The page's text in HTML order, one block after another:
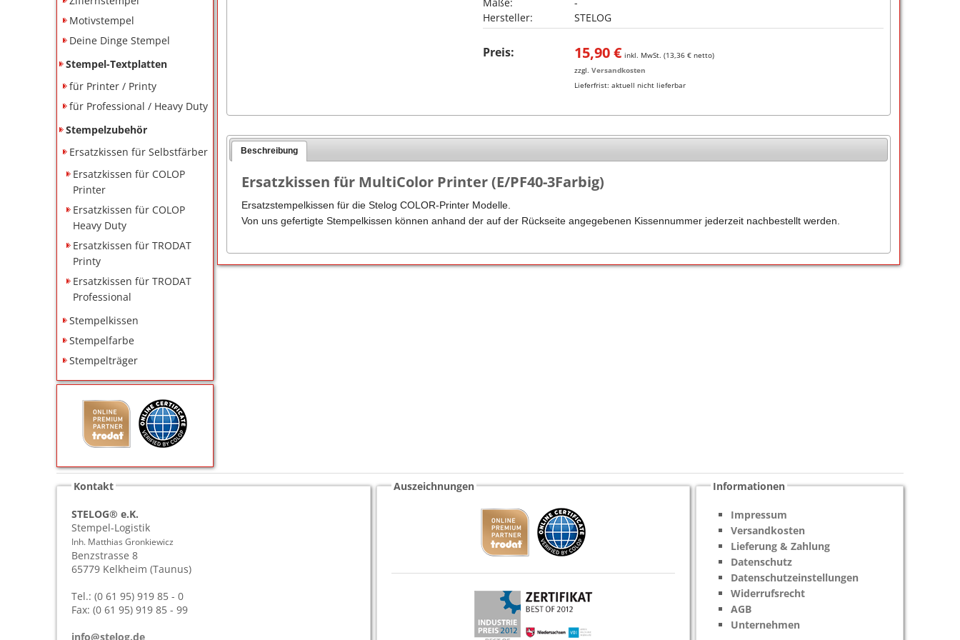
Motivstempel
Deine Dinge Stempel
Stempel-Textplatten
für Printer / Printy
für Professional / Heavy Duty
Stempelzubehör
Ersatzkissen für Selbstfärber
Ersatzkissen für COLOP
Printer
Ersatzkissen für COLOP
Heavy Duty
Ersatzkissen für TRODAT
Printy
Ersatzkissen für TRODAT
Professional
Stempelkissen
Stempelfarbe
Stempelträger
Hersteller:
STELOG
Preis: 15,90€ inkl. MwSt. (13,36 € netto)
zzgl.Versandkosten
Lieferfrist:aktuell nicht lieferbar
Beschreibung
Ersatzkissen für MultiColor Printer (E/PF40-3Farbig)
Ersatzstempelkissen für die Stelog COLOR-Printer Modelle.
Von uns gefertigte Stempelkissen können anhand der auf der Rückseite angegebenen Kissennummer jederzeit nachbestellt werden.
Kontakt
STELOG® e.K.
Stempel-Logistik
Inh. Matthias Gronkiewicz
Benzstrasse 8
65779 Kelkheim (Taunus)
Tel.: (0 61 95) 919 85 - 0
Fax: (0 61 95) 919 85 - 99
info@stelog.de
Auszeichnungen Informationen
Impressum
Versandkosten
Lieferung & Zahlung
Datenschutz
Datenschutzeinstellungen
Widerrufsrecht
AGB
Unternehmen